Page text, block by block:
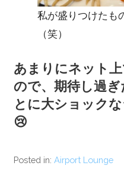
私が盛りつけたも
（笑）
あまりにネット
ので、期待し過
とに大ショック
😢
Posted in:Airport Lounge